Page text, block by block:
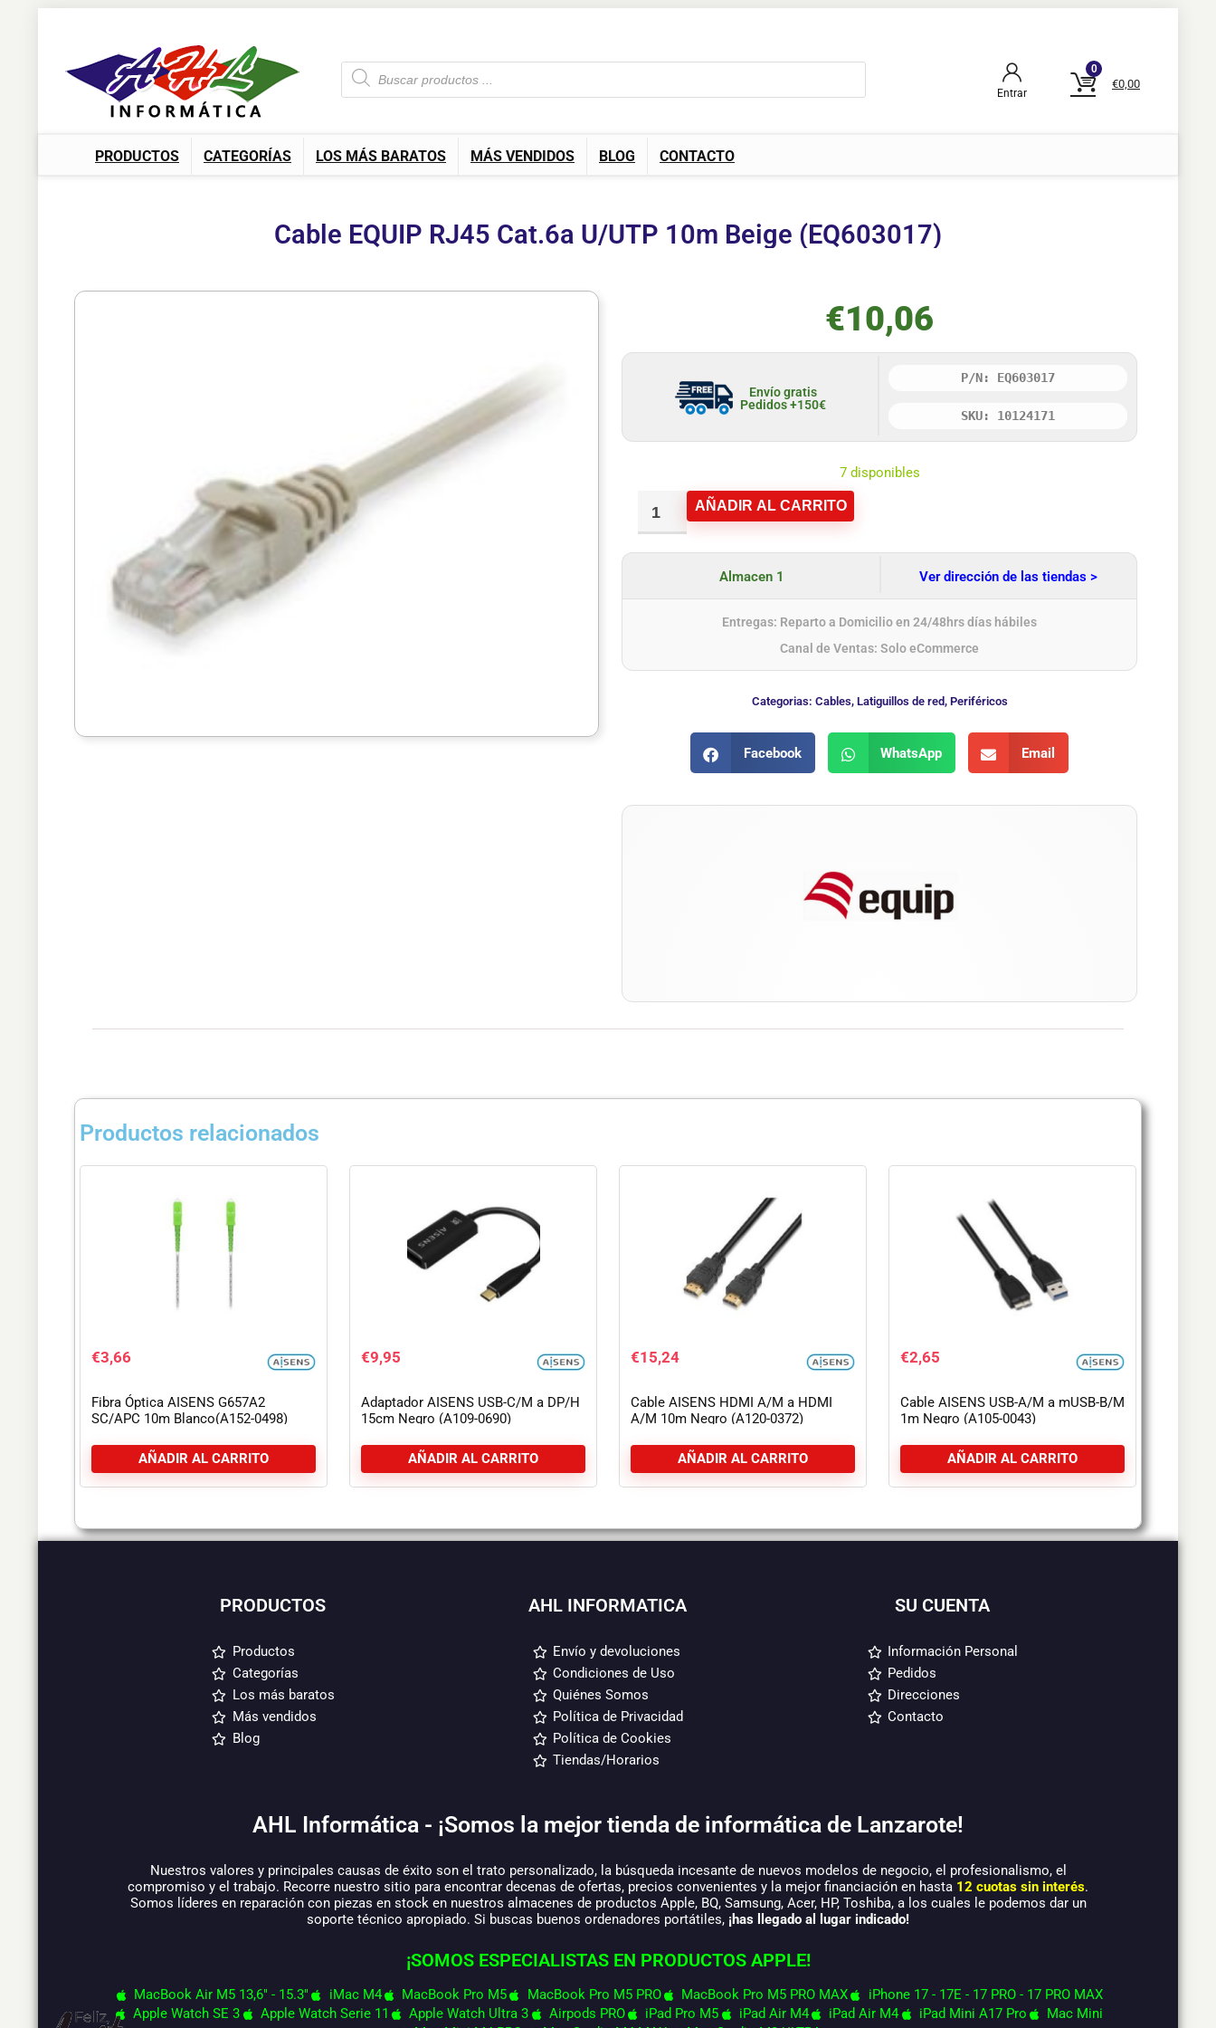
Entrar
0
€0,00
PRODUCTOS CATEGORÍAS LOS MÁS BARATOS MÁS VENDIDOS BLOG CONTACTO
Cable EQUIP RJ45 Cat.6a U/UTP 10m Beige (EQ603017)
€10,06
Envío gratis
Pedidos +150€
P/N: EQ603017
SKU: 10124171
7 disponibles
AÑADIR AL CARRITO
Almacen 1 Ver dirección de las tiendas >
Entregas: Reparto a Domicilio en 24/48hrs días hábiles
Canal de Ventas: Solo eCommerce
Categorias: Cables, Latiguillos de red, Periféricos
Facebook WhatsApp Email
Productos relacionados
€3,66
Fibra Óptica AISENS G657A2
SC/APC 10m Blanco(A152-0498)
AÑADIR AL CARRITO
€9,95
Adaptador AISENS USB-C/M a DP/H
15cm Negro (A109-0690)
AÑADIR AL CARRITO
€15,24
Cable AISENS HDMI A/M a HDMI
A/M 10m Negro (A120-0372)
AÑADIR AL CARRITO
€2,65
Cable AISENS USB-A/M a mUSB-B/M
1m Negro (A105-0043)
AÑADIR AL CARRITO
PRODUCTOS
Productos
Categorías
Los más baratos
Más vendidos
Blog
AHL INFORMATICA
Envío y devoluciones
Condiciones de Uso
Quiénes Somos
Política de Privacidad
Política de Cookies
Tiendas/Horarios
SU CUENTA
Información Personal
Pedidos
Direcciones
Contacto
AHL Informática - ¡Somos la mejor tienda de informática de Lanzarote!
Nuestros valores y principales causas de éxito son el trato personalizado, la búsqueda incesante de nuevos modelos de negocio, el profesionalismo, el
compromiso y el trabajo. Recorre nuestro sitio para encontrar decenas de ofertas, precios convenientes y la mejor financiación en hasta 12 cuotas sin interés.
Somos líderes en reparación con piezas en stock en nuestros almacenes de productos Apple, BQ, Samsung, Acer, HP, Toshiba, a los cuales le podemos dar un
soporte técnico apropiado. Si buscas buenos ordenadores portátiles, ¡has llegado al lugar indicado!
¡SOMOS ESPECIALISTAS EN PRODUCTOS APPLE!
MacBook Air M5 13,6" - 15.3" iMac M4 MacBook Pro M5 MacBook Pro M5 PRO MacBook Pro M5 PRO MAX
iPhone 17 - 17E - 17 PRO - 17 PRO MAX
Apple Watch SE 3
Apple Watch Serie 11 Apple Watch Ultra 3 Airpods PRO iPad Pro M5 iPad Air M4 iPad Air M4 iPad Mini A17 Pro
Mac Mini